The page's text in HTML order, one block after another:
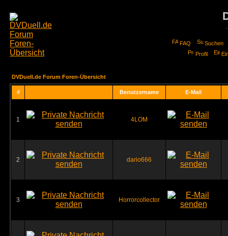
FAQ
Suchen
Profil
DVDuell.de Forum Foren-Übersicht
# Benutzername E-Mail
1 4LOM
2 dario666
3 Horrorcollector